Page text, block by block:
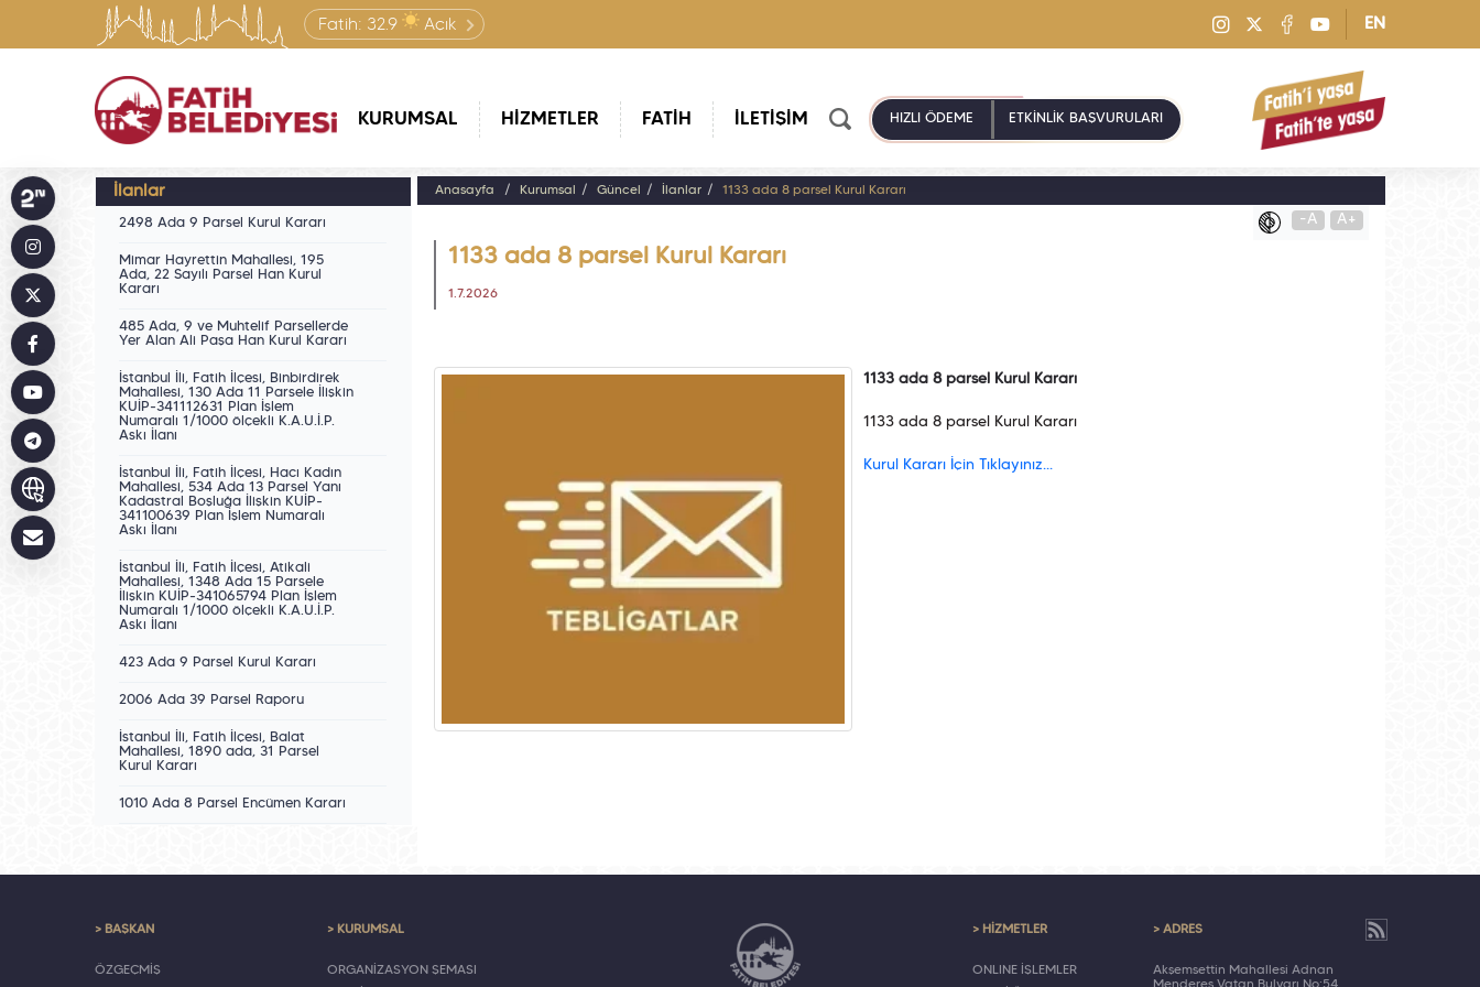
Fatih: 32.9 Açık EN
KURUMSAL HİZMETLER FATİH İLETİŞİM HIZLI ÖDEME ETKİNLİK BAŞVURULARI
İlanlar
2498 Ada 9 Parsel Kurul Kararı
Mimar Hayrettin Mahallesi, 195
Ada, 22 Sayılı Parsel Han Kurul
Kararı
485 Ada, 9 ve Muhtelif Parsellerde
Yer Alan Ali Paşa Han Kurul Kararı
İstanbul İli, Fatih İlçesi, Binbirdirek
Mahallesi, 130 Ada 11 Parsele İlişkin
KUİP-341112631 Plan İşlem
Numaralı 1/1000 ölçekli K.A.U.İ.P.
Askı İlanı
İstanbul İli, Fatih İlçesi, Hacı Kadın
Mahallesi, 534 Ada 13 Parsel Yanı
Kadastral Boşluğa İlişkin KUİP-
341100639 Plan İşlem Numaralı
Askı İlanı
İstanbul İli, Fatih İlçesi, Atikali
Mahallesi, 1348 Ada 15 Parsele
İlişkin KUİP-341065794 Plan İşlem
Numaralı 1/1000 ölçekli K.A.U.İ.P.
Askı İlanı
423 Ada 9 Parsel Kurul Kararı
2006 Ada 39 Parsel Raporu
İstanbul İli, Fatih İlçesi, Balat
Mahallesi, 1890 ada, 31 Parsel
Kurul Kararı
1010 Ada 8 Parsel Encümen Kararı
Anasayfa Kurumsal Güncel İlanlar 1133 ada 8 parsel Kurul Kararı
-A A+
1133 ada 8 parsel Kurul Kararı
1.7.2026
1133 ada 8 parsel Kurul Kararı
1133 ada 8 parsel Kurul Kararı
Kurul Kararı İçin Tıklayınız...
> BAŞKAN
ÖZGEÇMİŞ
> KURUMSAL
ORGANİZASYON ŞEMASI
> HİZMETLER
ONLINE İŞLEMLER
> ADRES
Akşemsettin Mahallesi Adnan
Menderes Vatan Bulvarı No:54